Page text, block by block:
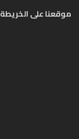
موقعنا على الخريطة